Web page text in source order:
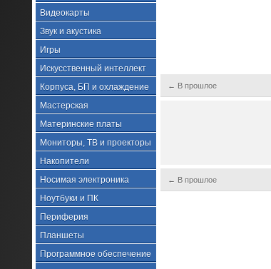
Видеокарты
Звук и акустика
Игры
Искусственный интеллект
Корпуса, БП и охлаждение
Мастерская
Материнские платы
Мониторы, ТВ и проекторы
Накопители
Носимая электроника
Ноутбуки и ПК
Периферия
Планшеты
Программное обеспечение
← В прошлое
← В прошлое